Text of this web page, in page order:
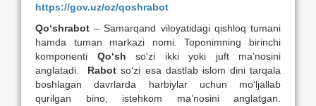
https://gov.uz/oz/qoshrabot
Qo‘shrabot– Samarqand viloyatidagi qishloq tumani
hamda tuman markazi nomi. Toponimning birinchi
komponenti Qo‘sh so‘zi ikki yoki juft ma’nosini
anglatadi.
Rabotso‘zi esa dastlab islom dini tarqala
boshlagan davrlarda harbiylar uchun mo‘ljallab
qurilgan bino, istehkom ma’nosini anglatgan.